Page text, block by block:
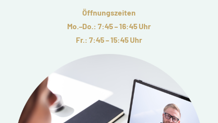
Öffnungszeiten
Mo.–Do.: 7:45 – 16:45 Uhr
Fr.: 7:45 – 15:45 Uhr